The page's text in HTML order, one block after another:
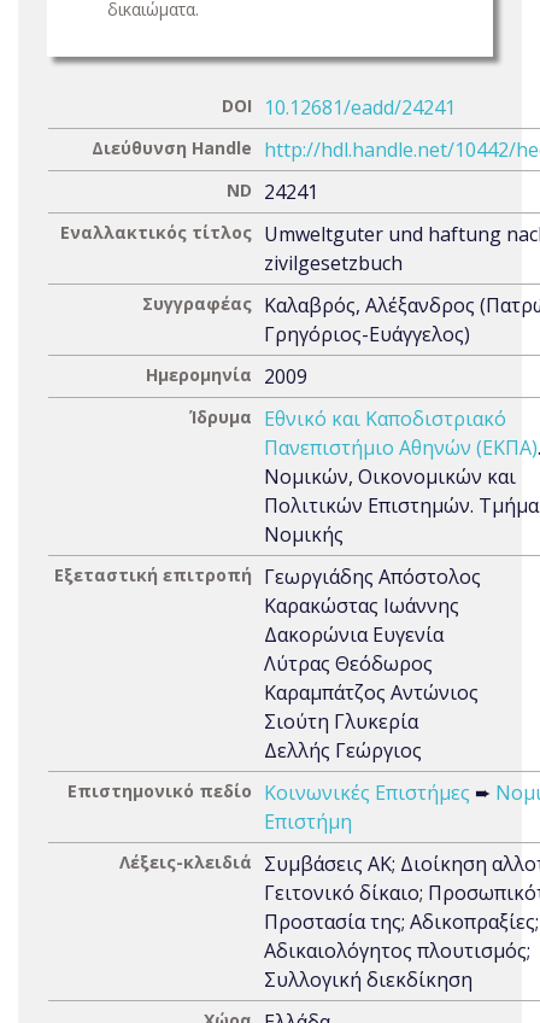
δικαιώματα.
DOI 10.12681/eadd/24241
Διεύθυνση Handle http://hdl.handle.net/10442/
ND 24241
Εναλλακτικός τίτλος Umweltguter und haftung
zivilgesetzbuch
Συγγραφέας Καλαβρός, Αλέξανδρος
Γρηγόριος-Ευάγγελος)
Ημερομηνία 2009
Ίδρυμα
Εθνικό και Καποδιστριακό
Πανεπιστήμιο Αθηνών (ΕΚΠΑ)
Νομικών, Οικονομικών και
Πολιτικών Επιστημών. Τμήμα
Νομικής
Εξεταστική επιτροπή
Γεωργιάδης Απόστολος
Καρακώστας Ιωάννης
Δακορώνια Ευγενία
Λύτρας Θεόδωρος
Καραμπάτζος Αντώνιος
Σιούτη Γλυκερία
Δελλής Γεώργιος
Επιστημονικό πεδίο Κοινωνικές Επιστήμες ➨
Επιστήμη
Λέξεις-κλειδιά
Συμβάσεις ΑΚ; Διοίκηση
Γειτονικό δίκαιο;
Προστασία της; Αδικοπραξίες;
Αδικαιολόγητος πλουτισμός;
Συλλογική διεκδίκηση